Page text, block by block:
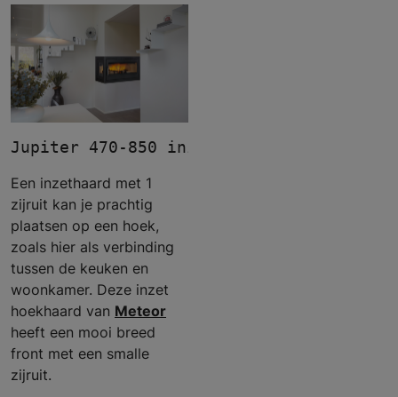
Jupiter 470-850 inzethaard hoek -
Een inzethaard met 1
zijruit kan je prachtig
plaatsen op een hoek,
zoals hier als verbinding
tussen de keuken en
woonkamer. Deze inzet
hoekhaard van Meteor
heeft een mooi breed
front met een smalle
zijruit.